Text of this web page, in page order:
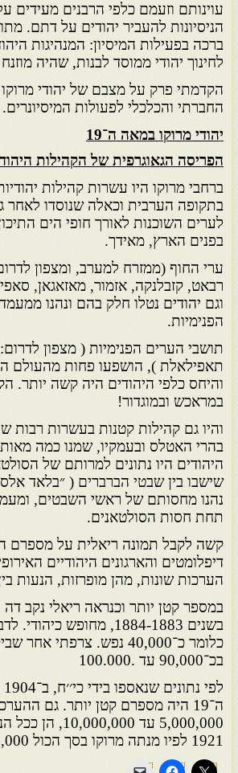
עוינותם וזעמם כלפי הרבנים מעידים
הניסיונות להעביר יהודים על דתם.
ברכה בפעילות המיסיון: המנהיגות
לחינוך יהודי ממוסד לבנות, שהיה
החברתי והכלכלי לפעולות המיסיונרים.
יהודי מרוקו במאה ה־19
הפריסה הגאוגרפית של הקהילות
ברחבי מרוקו היו עשרות קהילות
בתקופה הערבית וכאלה שנוסדו לאחר
לערים השוכנות לאורך חופי הים
בפנים הארץ, מאידך.
ערי החוף (ממזרח למערב, ומצפון
רבאט, קזבלנקה, אזמור, מאזאגאן,
וגם יהודים נטלו חלק בהם ונהנו
הפנימיות.
תושבי הערים הפנימיות ( מצפון
תאפילאלת ), הושפעו פחות מהעולם
והיחס כלפי היהודים היה קשה יותר.
במראכש ובמוגדור!
והיו גם קהילות קטנות בעשרות רבות
בהרי האטלס ובעמקיו, שמנו כמה
היהודים היו נתונים למרותם של
שישבו בין שבטי הברברים ( ״בלאד
נהנו מחסותם של ראשי השבטים,
תחת חסות הסולטאנים.
דיפלומטים והארגונים היהודיים
הערכות שונות, מהן מופרזות, הנעות בין 60,000 ל־500,000
בכ־90,000 עד .100.000
ה־19 היה מספרם קטן יותר. גם
5,000,000 עד
1921 לפיו מנתה מרוקו בסך הכול 3,371,000 נפש.